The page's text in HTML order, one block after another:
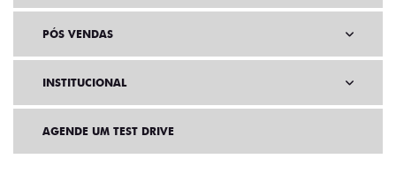
PÓS VENDAS
INSTITUCIONAL
AGENDE UM TEST DRIVE